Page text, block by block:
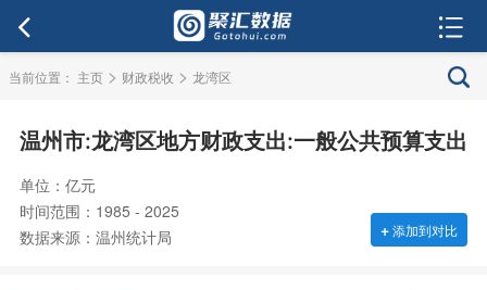
当前位置： 主页 > 财政税收 > 龙湾区
温州市:龙湾区地方财政支出:一般公共预算支出
单位：亿元
时间范围：1985 - 2025
数据来源：温州统计局
+添加到对比